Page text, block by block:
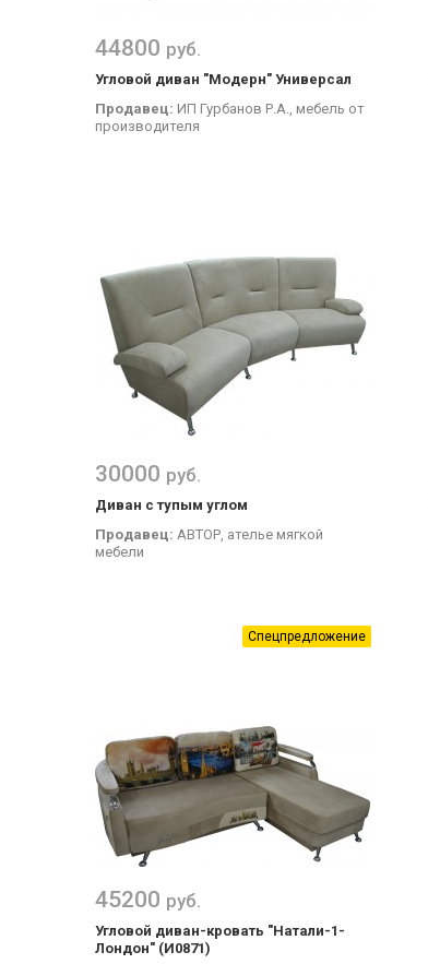
44800 руб.
Угловой диван "Модерн" Универсал
Продавец: ИП Гурбанов Р.А., мебель от
производителя
30000 руб.
Диван с тупым углом
Продавец: АВТОР, ателье мягкой
мебели
Спецпредложение
45200 руб.
Угловой диван-кровать "Натали-1-
Лондон" (И0871)